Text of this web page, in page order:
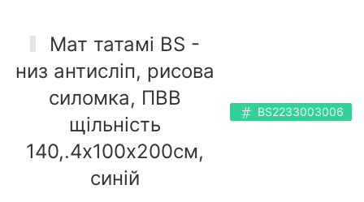
Мат татамі BS -
низ антисліп, рисова
силомка, ПВВ
щільність
140,.4х100х200см,
синій
BS2233003006